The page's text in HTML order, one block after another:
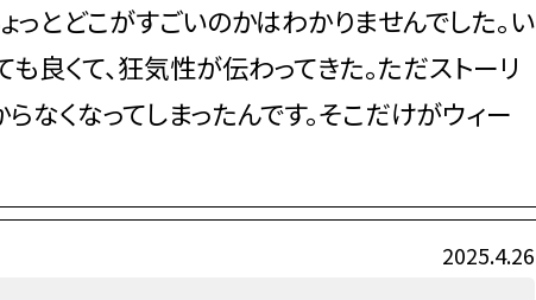
っとどこがすごいのかはわかりませんでした。い
良くて、狂気性が伝わってきた。ただストーリ
なくなってしまったんです。そこだけがウィー
2025.4.26